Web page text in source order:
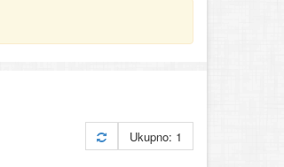
Ukupno: 1